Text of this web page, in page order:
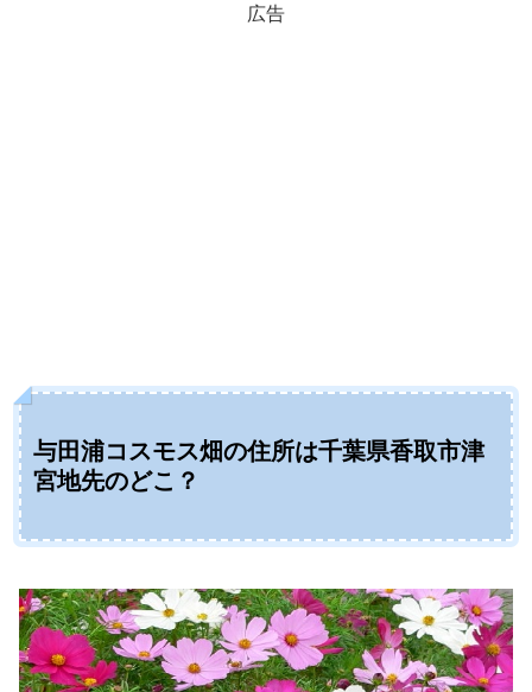
広告
与田浦コスモス畑の住所は千葉県香取市津
宮地先のどこ？